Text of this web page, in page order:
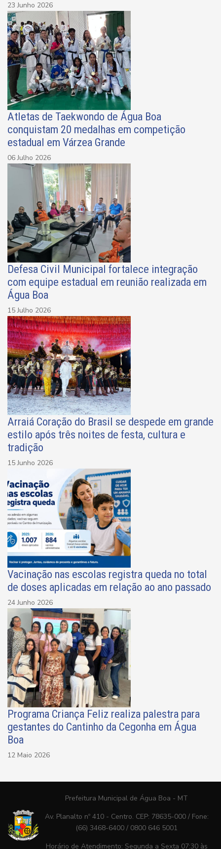
23 Junho 2026
Atletas de Taekwondo de Água Boa
conquistam 20 medalhas em competição
estadual em Várzea Grande
06 Julho 2026
Defesa Civil Municipal fortalece integração
com equipe estadual em reunião realizada em
Água Boa
15 Julho 2026
Arraiá Coração do Brasil se despede em grande
estilo após três noites de festa, cultura e
tradição
15 Junho 2026
Vacinação nas escolas registra queda no total
de doses aplicadas em relação ao ano passado
24 Junho 2026
Programa Criança Feliz realiza palestra para
gestantes do Cantinho da Cegonha em Água
Boa
12 Maio 2026
Prefeitura Municipal de Água Boa - MT
Av. Planalto nº 410 - Centro. CEP: 78635-000 / Fone:
(66) 3468-6400 / 0800 646 5001
Horário de Atendimento: Segunda a Sexta 07:30 às